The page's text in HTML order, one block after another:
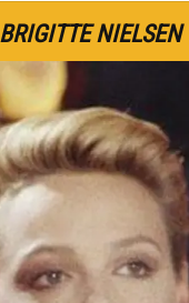
BRIGITTE NIELSEN